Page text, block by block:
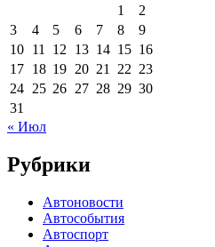
1
2
3
4 5 6 7 8
9
10 11 12 13 14 15 16
17 18 19 20 21 22 23
24 25 26 27 28 29 30
31
« Июл
Рубрики
Автоновости
Автособытия
Автоспорт